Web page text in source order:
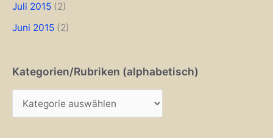
Juli 2015 (2)
Juni 2015 (2)
Kategorien/Rubriken (alphabetisch)
a